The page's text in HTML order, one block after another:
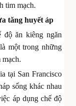
tim mạch.
tăng huyết áp
ăn kiêng ngăn
một trong những
mạch.
tại San Francisco
sống khác nhau
áp dụng chế độ